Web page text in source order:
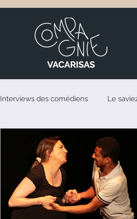
Interviews des comédiens Le
Nos scènes coups de coeur